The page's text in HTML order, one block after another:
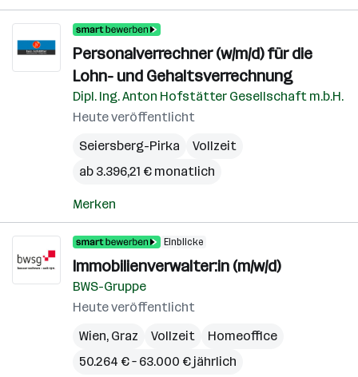
Personalverrechner (w/m/d) für die
Lohn- und Gehaltsverrechnung
Dipl. Ing. Anton Hofstätter Gesellschaft m.b.H.
Heute veröffentlicht
Seiersberg-Pirka
Vollzeit
ab 3.396,21 € monatlich
Merken
Einblicke
Immobilienverwalter:in (m/w/d)
BWS-Gruppe
Heute veröffentlicht
Wien, Graz Vollzeit
Homeoffice
50.264 € – 63.000 € jährlich